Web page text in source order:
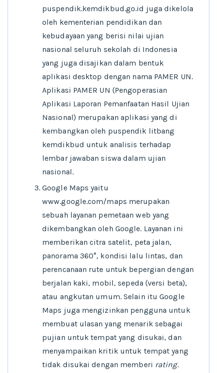
puspendik.kemdikbud.go.id juga dikelola
oleh kementerian pendidikan dan
kebudayaan yang berisi nilai ujian
nasional seluruh sekolah di Indonesia
yang juga disajikan dalam bentuk
aplikasi desktop dengan nama PAMER UN.
Aplikasi PAMER UN (Pengoperasian
Aplikasi Laporan Pemanfaatan Hasil Ujian
Nasional) merupakan aplikasi yang di
kembangkan oleh puspendik litbang
kemdikbud untuk analisis terhadap
lembar jawaban siswa dalam ujian
nasional.
Google Maps yaitu
www.google.com/maps merupakan
sebuah layanan pemetaan web yang
dikembangkan oleh Google. Layanan ini
memberikan citra satelit, peta jalan,
panorama 360°, kondisi lalu lintas, dan
perencanaan rute untuk bepergian dengan
berjalan kaki, mobil, sepeda (versi beta),
atau angkutan umum. Selain itu Google
Maps juga mengizinkan pengguna untuk
membuat ulasan yang menarik sebagai
pujian untuk tempat yang disukai, dan
menyampaikan kritik untuk tempat yang
tidak disukai dengan memberi rating.